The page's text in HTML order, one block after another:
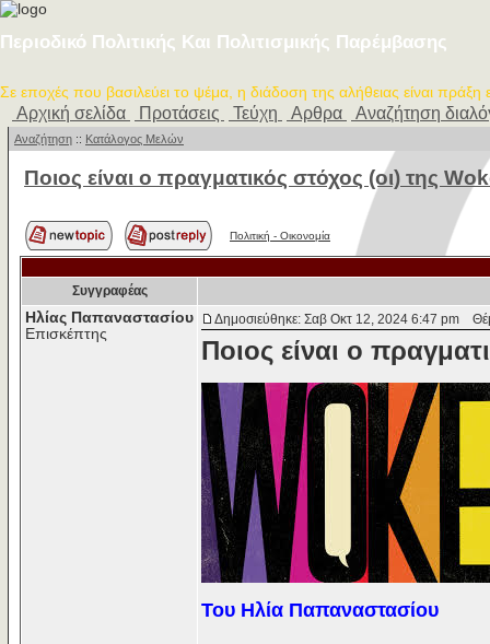
Περιοδικό Πολιτικής Και Πολιτισμικής Παρέμβασης
Σε εποχές που βασιλεύει το ψέμα, η διάδοση της αλήθειας είναι πράξη
Αρχική σελίδα Προτάσεις Τεύχη Αρθρα Αναζήτηση
Αναζήτηση :: Κατάλογος Μελών
Ποιος είναι ο πραγματικός στόχος (οι) της
Πολιτική - Oικονομία
Συγγραφέας
Ηλίας Παπαναστασίου
Επισκέπτης
Δημοσιεύθηκε: Σαβ Οκτ 12, 2024 6:47 pm
Ποιος είναι ο
Του Ηλία Παπαναστασίου